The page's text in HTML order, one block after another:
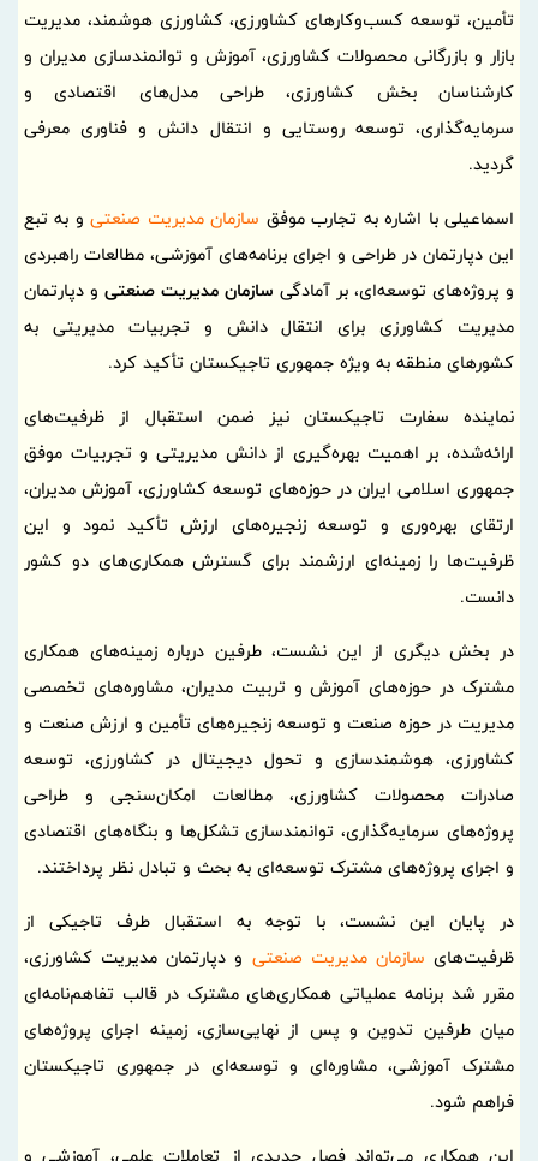
تأمین، توسعه کسب‌وکارهای کشاورزی، کشاورزی هوشمند، مدیریت
بازار و بازرگانی محصولات کشاورزی، آموزش و توانمندسازی مدیران و
کارشناسان بخش کشاورزی، طراحی مدل‌های اقتصادی و
سرمایه‌گذاری، توسعه روستایی و انتقال دانش و فناوری معرفی
گردید.
اسماعیلی با اشاره به تجارب موفق سازمان مدیریت صنعتیو به تبع
این دپارتمان در طراحی و اجرای برنامه‌های آموزشی، مطالعات راهبردی
و پروژه‌های توسعه‌ای، بر آمادگی سازمان مدیریت صنعتی و دپارتمان
مدیریت کشاورزی برای انتقال دانش و تجربیات مدیریتی به
کشورهای منطقه به ویژه جمهوری تاجیکستان تأکید کرد.
نماینده سفارت تاجیکستان نیز ضمن استقبال از ظرفیت‌های
ارائه‌شده، بر اهمیت بهره‌گیری از دانش مدیریتی و تجربیات موفق
جمهوری اسلامی ایران در حوزه‌های توسعه کشاورزی، آموزش مدیران،
ارتقای بهره‌وری و توسعه زنجیره‌های ارزش تأکید نمود و این
ظرفیت‌ها را زمینه‌ای ارزشمند برای گسترش همکاری‌های دو کشور
دانست.
در بخش دیگری از این نشست، طرفین درباره زمینه‌های همکاری
مشترک در حوزه‌های آموزش و تربیت مدیران، مشاوره‌های تخصصی
مدیریت در حوزه صنعت و توسعه زنجیره‌های تأمین و ارزش صنعت و
کشاورزی، هوشمندسازی و تحول دیجیتال در کشاورزی، توسعه
صادرات محصولات کشاورزی، مطالعات امکان‌سنجی و طراحی
پروژه‌های سرمایه‌گذاری، توانمندسازی تشکل‌ها و بنگاه‌های اقتصادی
و اجرای پروژه‌های مشترک توسعه‌ای به بحث و تبادل نظر پرداختند.
در پایان این نشست، با توجه به استقبال طرف تاجیکی از
ظرفیت‌های سازمان مدیریت صنعتی و دپارتمان مدیریت کشاورزی،
مقرر شد برنامه عملیاتی همکاری‌های مشترک در قالب تفاهم‌نامه‌ای
میان طرفین تدوین و پس از نهایی‌سازی، زمینه اجرای پروژه‌های
مشترک آموزشی، مشاوره‌ای و توسعه‌ای در جمهوری تاجیکستان
فراهم شود.